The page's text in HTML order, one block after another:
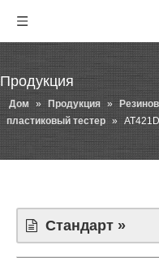
Продукция
Дом » Продукция »
пластиковый тестер »
Стандарт »